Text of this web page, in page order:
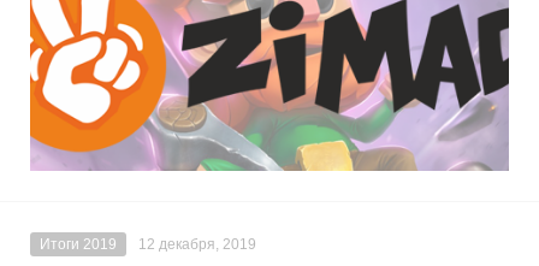
Итоги 2019 12 декабря, 2019